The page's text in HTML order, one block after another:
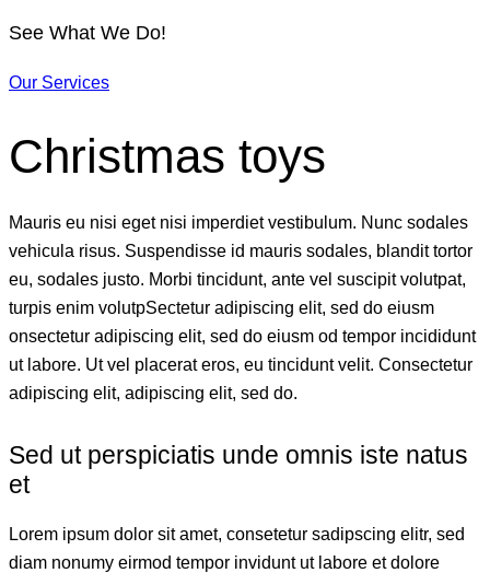
See What We Do!
Our Services
Christmas toys
Mauris eu nisi eget nisi imperdiet vestibulum. Nunc sodales
vehicula risus. Suspendisse id mauris sodales, blandit tortor
eu, sodales justo. Morbi tincidunt, ante vel suscipit volutpat,
turpis enim volutpSectetur adipiscing elit, sed do eiusm
onsectetur adipiscing elit, sed do eiusm od tempor incididunt
ut labore. Ut vel placerat eros, eu tincidunt velit. Consectetur
adipiscing elit, adipiscing elit, sed do.
Sed ut perspiciatis unde omnis iste natus
et
Lorem ipsum dolor sit amet, consetetur sadipscing elitr, sed
diam nonumy eirmod tempor invidunt ut labore et dolore